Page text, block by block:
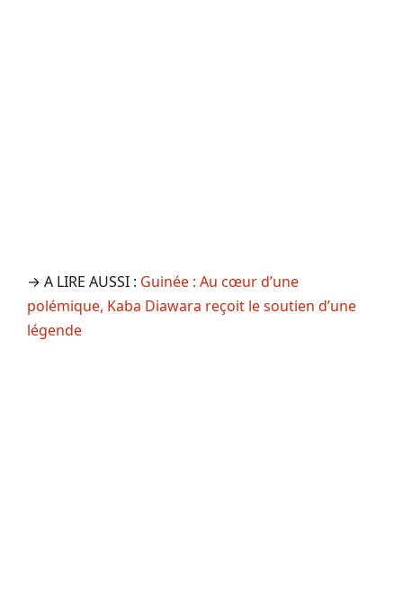
→ A LIRE AUSSI : Guinée : Au cœur d’une
polémique, Kaba Diawara reçoit le soutien d’une
légende